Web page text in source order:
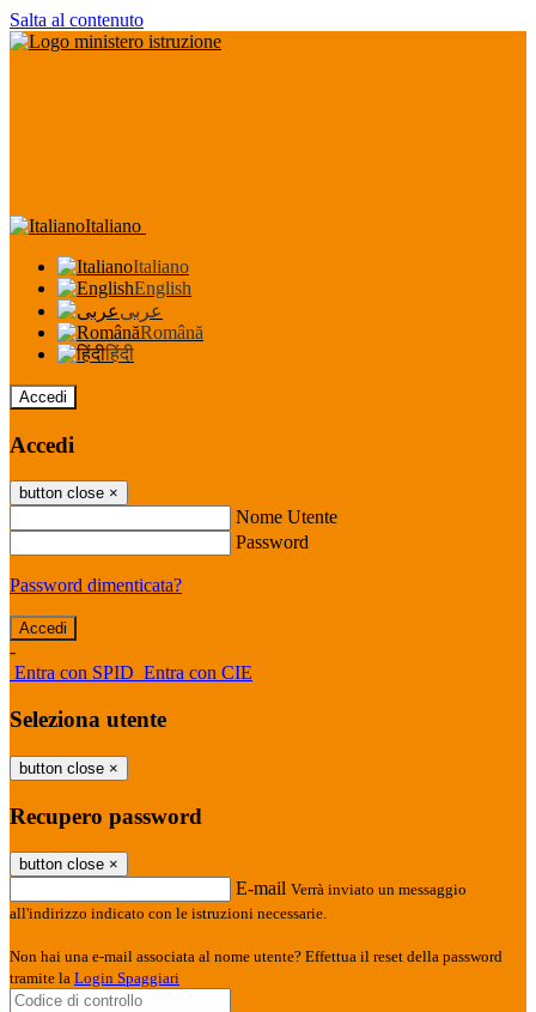
Salta al contenuto
Italiano
Italiano
English
عربى
Română
हिंदी
Accedi
Accedi
button close ×
Nome Utente
Password
Password dimenticata?
-
Entra con SPID Entra con CIE
Seleziona utente
button close ×
Recupero password
button close ×
E-mail Verrà inviato un messaggio
all'indirizzo indicato con le istruzioni necessarie.
Non hai una e-mail associata al nome utente? Effettua il reset della password
tramite la Login Spaggiari